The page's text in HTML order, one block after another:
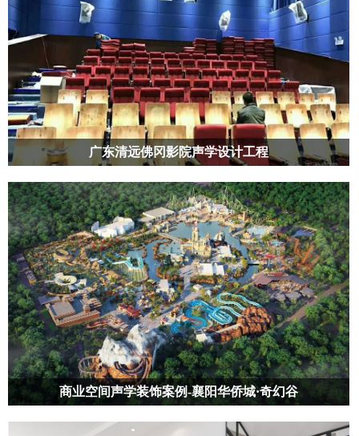
广东清远佛冈影院声学设计工程
电影院的装饰美观的需求，在进行声学装饰之前我们需要进行声学设计
商业空间声学装饰案例-襄阳华侨城·奇幻谷